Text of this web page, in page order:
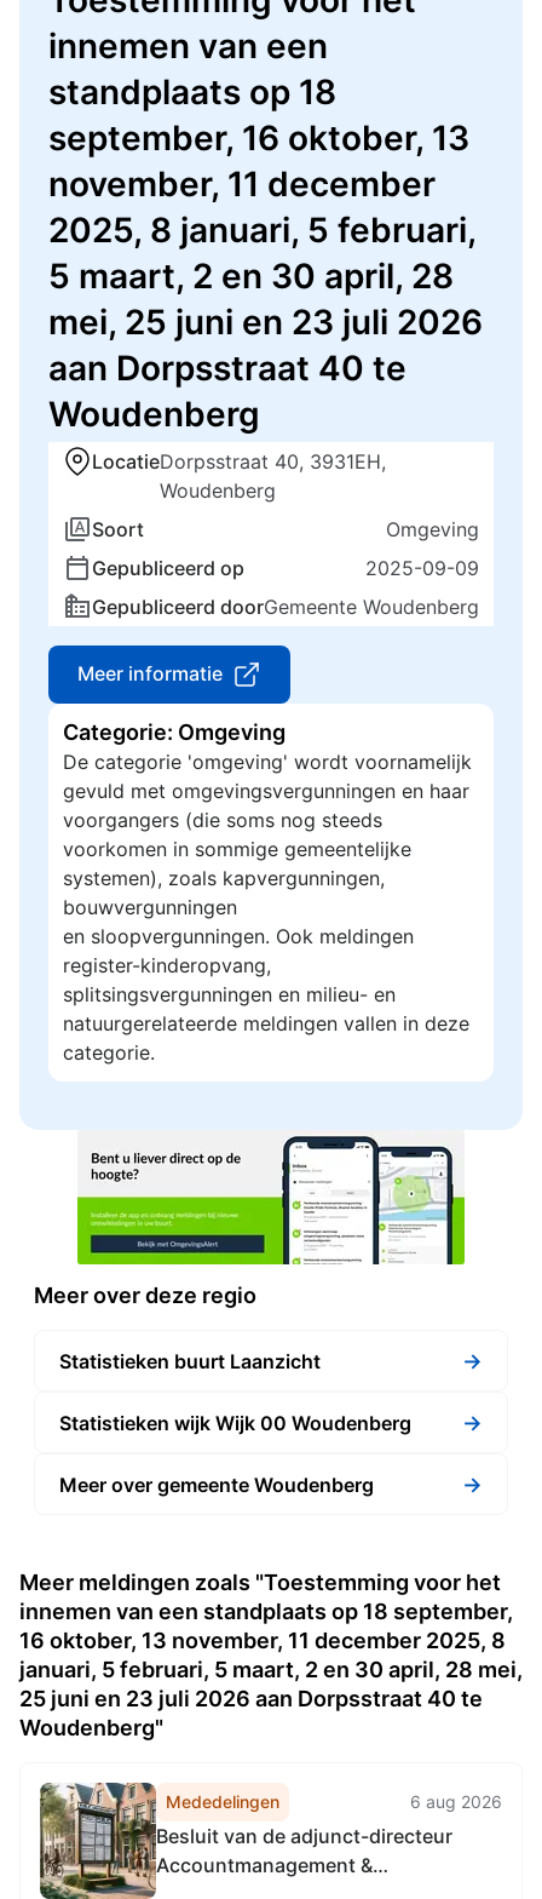
innemen van een
standplaats op 18
september, 16 oktober, 13
november, 11 december
2025, 8 januari, 5 februari,
5 maart, 2 en 30 april, 28
mei, 25 juni en 23 juli 2026
aan Dorpsstraat 40 te
Woudenberg
LocatieDorpsstraat 40, 3931EH,
Woudenberg
Soort
Omgeving
Gepubliceerd op
2025-09-09
Gepubliceerd doorGemeente Woudenberg
Meer informatie
Categorie: Omgeving
De categorie 'omgeving' wordt voornamelijk
gevuld met omgevingsvergunningen en haar
voorgangers (die soms nog steeds
voorkomen in sommige gemeentelijke
systemen), zoals kapvergunningen,
bouwvergunningen
en sloopvergunningen. Ook meldingen
register-kinderopvang,
splitsingsvergunningen en milieu- en
natuurgerelateerde meldingen vallen in deze
categorie.
Meer over deze regio
Statistieken buurt Laanzicht →
Statistieken wijk Wijk 00 Woudenberg →
Meer over gemeente Woudenberg →
Meer meldingen zoals "Toestemming voor het
innemen van een standplaats op 18 september,
16 oktober, 13 november, 11 december 2025, 8
januari, 5 februari, 5 maart, 2 en 30 april, 28 mei,
25 juni en 23 juli 2026 aan Dorpsstraat 40 te
Woudenberg"
Mededelingen 6 aug 2026
Besluit van de adjunct-directeur
Accountmanagement &